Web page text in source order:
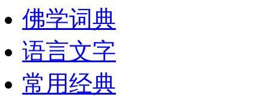
佛学词典
语言文字
常用经典